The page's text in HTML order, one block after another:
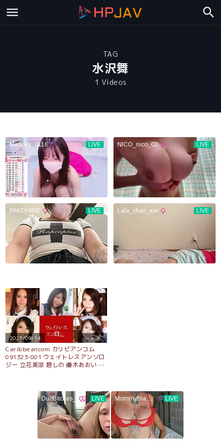
TAG
水沢舞
1 Videos
2023/09/14 ---min.
Caribbeancom カリビアンコム
091323-001 ウェイトレスアンソロ
ジー 立花美涼 碧しの 優木あおい 塚